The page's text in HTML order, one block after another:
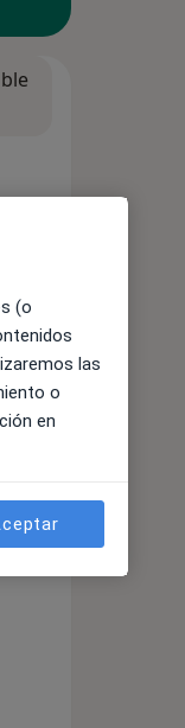
(o
las
o
en